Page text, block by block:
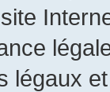
légaux